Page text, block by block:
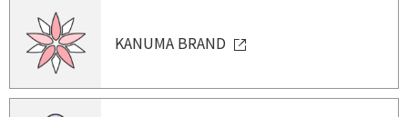
KANUMA BRAND